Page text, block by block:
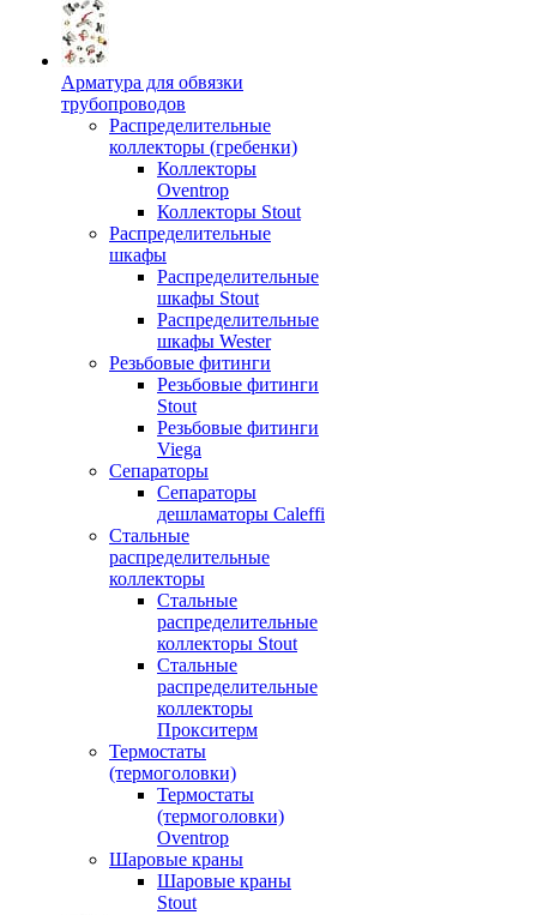
Арматура для обвязки
трубопроводов
Распределительные
коллекторы (гребенки)
Коллекторы
Oventrop
Коллекторы Stout
Распределительные
шкафы
Распределительные
шкафы Stout
Распределительные
шкафы Wester
Резьбовые фитинги
Резьбовые фитинги
Stout
Резьбовые фитинги
Viega
Сепараторы
Сепараторы
дешламаторы Caleffi
Стальные
распределительные
коллекторы
Стальные
распределительные
коллекторы Stout
Стальные
распределительные
коллекторы
Прокситерм
Термостаты
(термоголовки)
Термостаты
(термоголовки)
Oventrop
Шаровые краны
Шаровые краны
Stout